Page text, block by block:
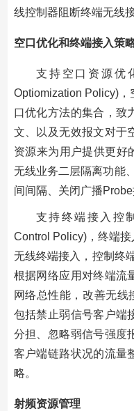
线控制器阻断终端无线
空口优化和终端接入策
支持空口资源优
Optiomization Policy)
口优化方法的集合，致
文、以及无效报文对于
资源来为用户提供更好
无线业务二层隔离功能
间间隔、关闭广播
支持终端接入控
Control Policy)，终端
无线终端接入，控制终
根据网络应用对终端流
网络总性能，改善无线
包括禁止弱信号客户端
分担、忽略弱信号强度
客户端链路状况的流量
略。
射频资源管理